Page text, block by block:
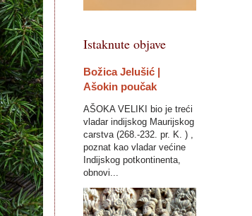
Istaknute objave
Božica Jelušić |
Ašokin poučak
AŠOKA VELIKI bio je treći
vladar indijskog Maurijskog
carstva (268.-232. pr. K. ) ,
poznat kao vladar većine
Indijskog potkontinenta,
obnovi...